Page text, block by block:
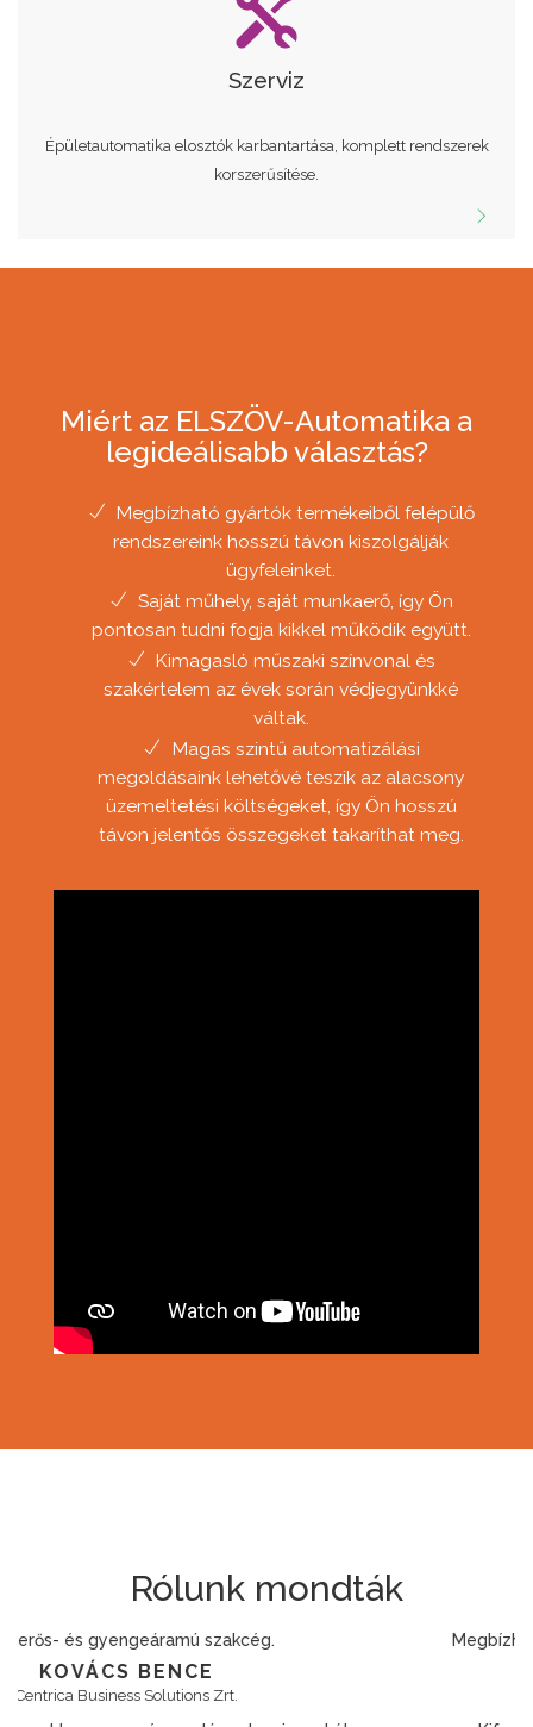
Szerviz
Épületautomatika elosztók karbantartása, komplett rendszerek
korszerűsítése.
Miért az ELSZÖV-Automatika a
legideálisabb választás?
Megbízható gyártók termékeiből felépülő
rendszereink hosszú távon kiszolgálják
ügyfeleinket.
Saját műhely, saját munkaerő, így Ön
pontosan tudni fogja kikkel működik együtt.
Kimagasló műszaki színvonal és
szakértelem az évek során védjegyünkké
váltak.
Magas szintű automatizálási
megoldásaink lehetővé teszik az alacsony
üzemeltetési költségeket, így Ön hosszú
távon jelentős összegeket takaríthat meg.
Rólunk mondták
Megbízható, szakmailag felkészült csapat.
RÁDI PÉTER
Econix Kft.